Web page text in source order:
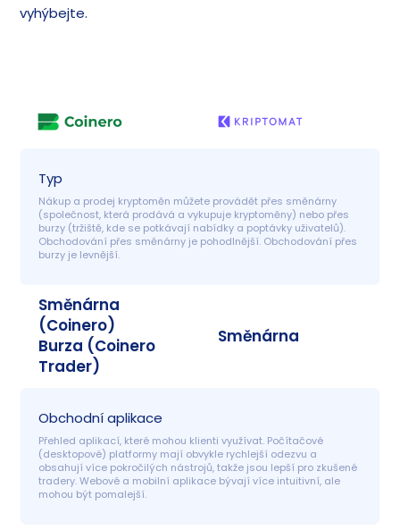
vyhýbejte.
Typ
Nákup a prodej kryptoměn můžete provádět přes směnárny
(společnost, která prodává a vykupuje kryptoměny) nebo přes
burzy (tržiště, kde se potkávají nabídky a poptávky uživatelů).
Obchodování přes směnárny je pohodlnější. Obchodování přes
burzy je levnější.
Směnárna
(Coinero)
Burza (Coinero
Trader)
Směnárna
Obchodní aplikace
Přehled aplikací, které mohou klienti využívat. Počítačové
(desktopové) platformy mají obvykle rychlejší odezvu a
obsahují více pokročilých nástrojů, takže jsou lepší pro zkušené
tradery. Webové a mobilní aplikace bývají více intuitivní, ale
mohou být pomalejší.